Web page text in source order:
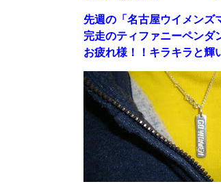
先週の「名古屋ウイメンズ
完走のティファニーペンダ
お疲れ様！！キラキラと輝